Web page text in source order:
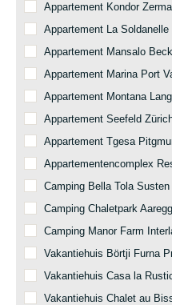
Appartement Kondor
Appartement La
Appartement Mansalo
Appartement Marina Port
Appartement Montana
Appartement Seefeld
Appartement Tgesa
Appartementencomplex
Camping Bella Tola
Camping Chaletpark
Camping Manor Farm
Vakantiehuis Börtji Furna
Vakantiehuis Casa la
Vakantiehuis Chalet au